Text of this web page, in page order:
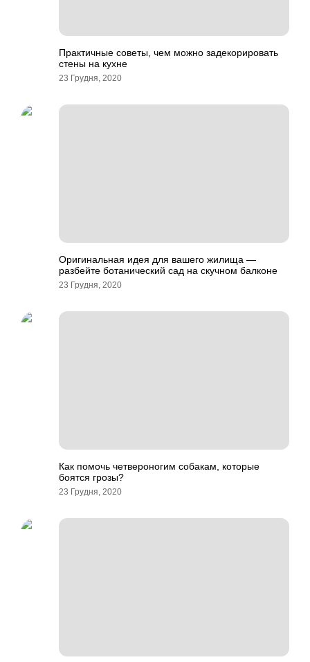
Практичные советы, чем можно задекорировать
стены на кухне
23 Грудня, 2020
Оригинальная идея для вашего жилища —
разбейте ботанический сад на скучном балконе
23 Грудня, 2020
Как помочь четвероногим собакам, которые
боятся грозы?
23 Грудня, 2020